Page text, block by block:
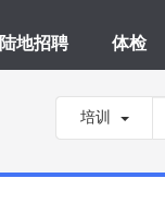
陆地招聘 体检
培训